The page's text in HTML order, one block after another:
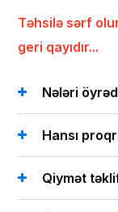
Təhsilə sərf
geri qayıdır...
Nələri
Hansı
Qiymət